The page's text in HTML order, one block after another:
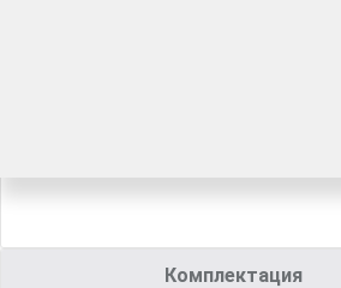
Комплектация